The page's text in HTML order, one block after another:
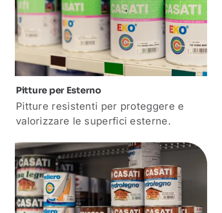
Pitture per Esterno
Pitture resistenti per proteggere e
valorizzare le superfici esterne.